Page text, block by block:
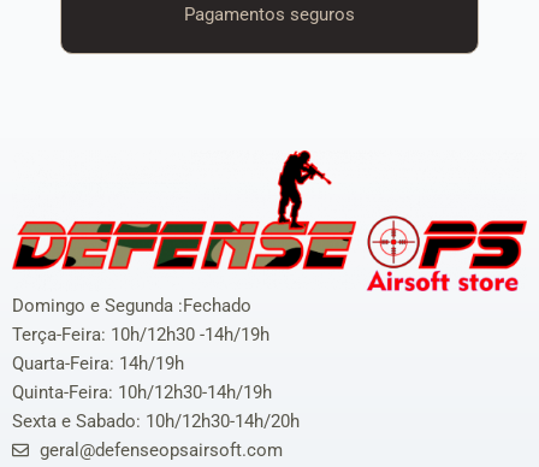
Pagamentos seguros
Domingo e Segunda :Fechado
Terça-Feira: 10h/12h30 -14h/19h
Quarta-Feira: 14h/19h
Quinta-Feira: 10h/12h30-14h/19h
Sexta e Sabado: 10h/12h30-14h/20h
geral@defenseopsairsoft.com